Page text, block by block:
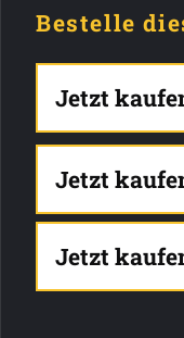
Bestelle
Jetzt
Jetzt
Jetzt